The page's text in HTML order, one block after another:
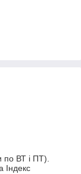
по ВТ і ПТ).
Індекс